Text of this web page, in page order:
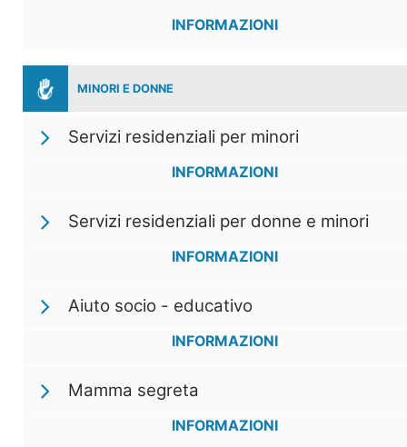
INFORMAZIONI
MINORI E DONNE
Servizi residenziali per minori
INFORMAZIONI
Servizi residenziali per donne e minori
INFORMAZIONI
Aiuto socio - educativo
INFORMAZIONI
Mamma segreta
INFORMAZIONI